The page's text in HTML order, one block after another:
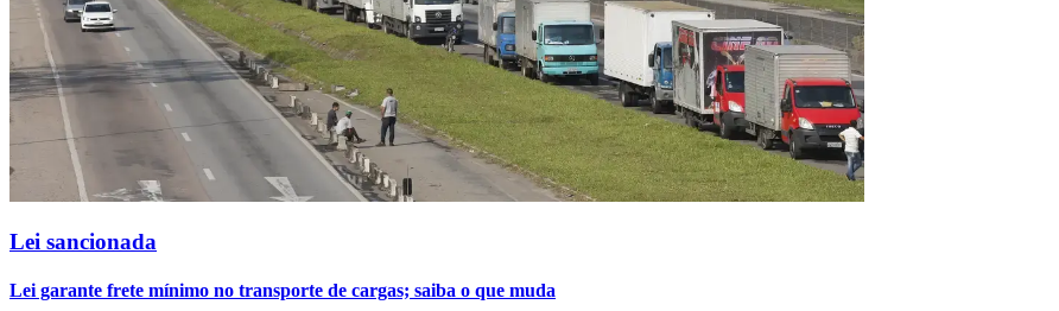
Lei sancionada
Lei garante frete mínimo no transporte de cargas; saiba o que muda